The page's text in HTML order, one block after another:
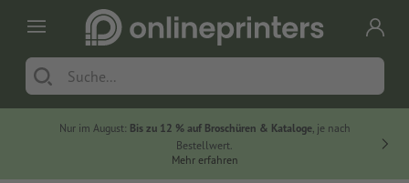
Nur im August: Bis zu 12 % auf Broschüren & Kataloge, je nach
Bestellwert.
Mehr erfahren